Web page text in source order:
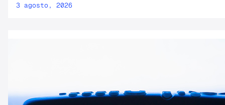
3 agosto, 2026